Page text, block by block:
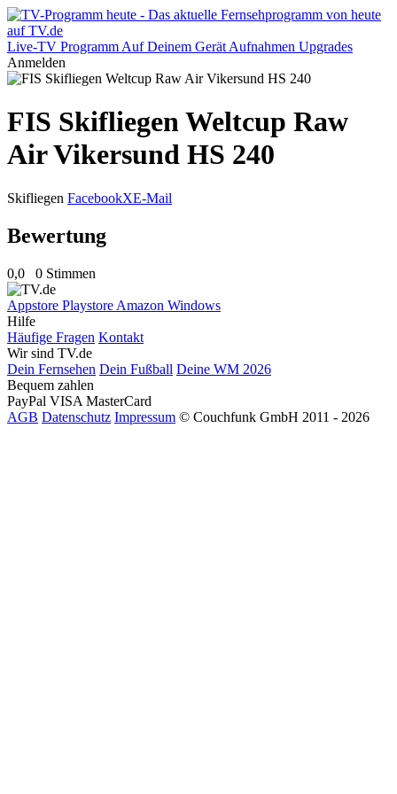
Live-TV Programm Auf Deinem Gerät Aufnahmen Upgrades
Anmelden
FIS Skifliegen Weltcup Raw
Air Vikersund HS 240
Skifliegen FacebookXE-Mail
Bewertung
0,0 0 Stimmen
Appstore Playstore Amazon Windows
Hilfe
Häufige Fragen Kontakt
Wir sind TV.de
Dein Fernsehen Dein Fußball Deine WM 2026
Bequem zahlen
PayPal VISA MasterCard
AGB Datenschutz Impressum © Couchfunk GmbH 2011 - 2026